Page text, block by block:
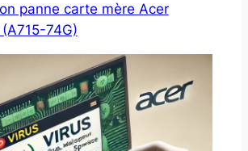
panne carte mère Acer
74G)